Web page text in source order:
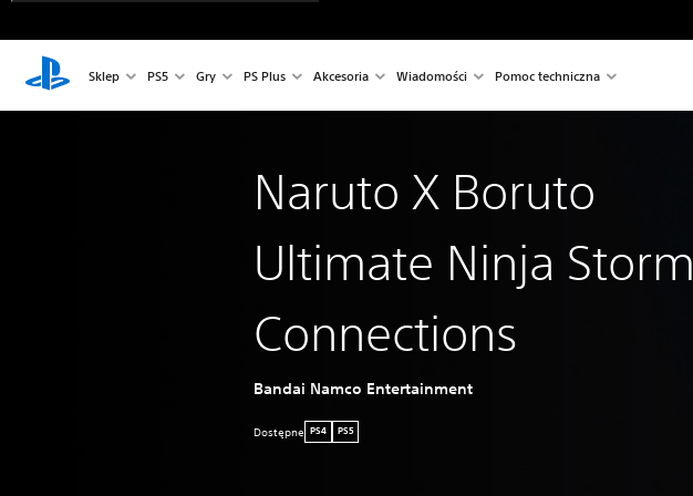
Sklep PS5 Gry PS Plus Akcesoria Wiadomości Pomoc techniczna
Naruto X Boruto
Ultimate Ninja Storm
Connections
Bandai Namco Entertainment
Dostępne PS4 PS5